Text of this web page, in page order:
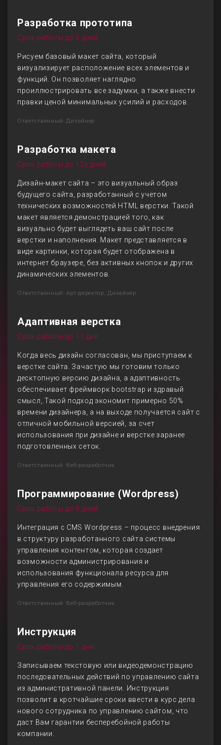
Разработка прототипа
Срок работы до 5 дней
Рисуем базовый макет сайта, который
визуализирует расположение всех элементов и
функций. Он позволяет наглядно
проиллюстрировать все задумки, а также внести
правки ценой минимальных усилий и расходов.
Ответственный: Дизайнер
Разработка макета
Срок работы до 12х дней
Дизайн-макет сайта – это визуальный образ
будущего сайта, разработанный с учетом
технических возможностей HTML верстки. Такой
макет является демонстрацией того, как
визуально будет выглядеть ваш сайт после
верстки и наполнения. Макет представляется в
виде картинки, которая будет отображена в
интернет браузере, без активных кнопок и других
динамических элементов.
Ответственный: Арт-директор, Дизайнер
Адаптивная верстка
Срок работы до 11 дня
Когда весь дизайн согласован, мы приступаем к
верстке сайта. Зачастую мы готовим только
десктопную версию дизайна, а адаптивность
обеспечивает фреймворк bootstrap и здравый
смысл,.Такой подход экономит примерно 50%
времени дизайнера, а на выходе получается сайт с
отличной мобильной версией, за счет
использования при дизайне и верстке заранее
подготовленных сеток.
Ответственный: Веб-разработчик
Программирование (Wordpress)
Срок работы до 9 дней
Интеграция с CMS Wordpress – процесс внедрения
в структуру разработанного сайта системы
управления контентом, которая создает
возможности администрирования и
использования функционала ресурса для
управления его содержимым.
Ответственный: Веб-разработчик
Инструкция
Срок работы до 1 дня
Записываем текстовую или видеодемонстрацию
последовательных действий по управлению сайта
из административной панели. Инструкция
позволит в кротчайшие сроки ввести в курс дела
нового сотрудника по управлению сайтом, что
даст Вам гарантии бесперебойной работы
компании.